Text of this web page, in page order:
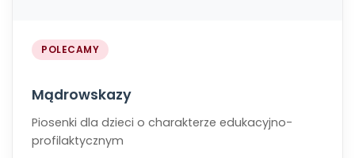
POLECAMY
Mądrowskazy
Piosenki dla dzieci o charakterze edukacyjno-
profilaktycznym